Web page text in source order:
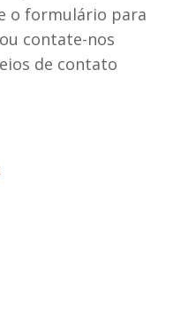
o formulário para
contate-nos
de contato